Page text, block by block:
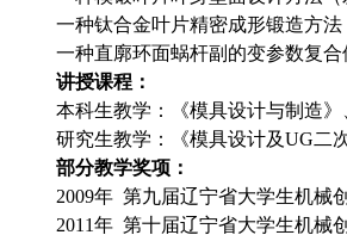
一种钛合金叶片精密成形锻
一种直廓环面蜗杆副的变参数
讲授课程：
本科生教学：《模具设计与制造
研究生教学：《模具设计及UG二
部分教学奖项：
2009年 第九届辽宁省大学生机械
2011年 第十届辽宁省大学生机械